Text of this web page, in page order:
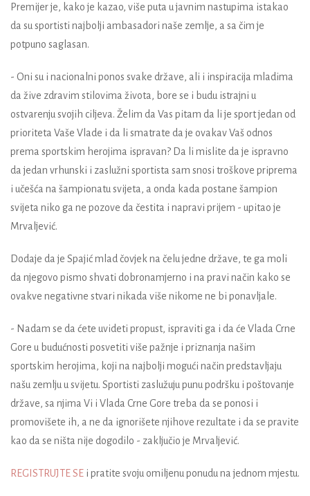
Premijer je, kako je kazao, više puta u javnim nastupima istakao
da su sportisti najbolji ambasadori naše zemlje, a sa čim je
potpuno saglasan.
- Oni su i nacionalni ponos svake države, ali i inspiracija mladima
da žive zdravim stilovima života, bore se i budu istrajni u
ostvarenju svojih ciljeva. Želim da Vas pitam da li je sport jedan od
prioriteta Vaše Vlade i da li smatrate da je ovakav Vaš odnos
prema sportskim herojima ispravan? Da li mislite da je ispravno
da jedan vrhunski i zaslužni sportista sam snosi troškove priprema
i učešća na šampionatu svijeta, a onda kada postane šampion
svijeta niko ga ne pozove da čestita i napravi prijem - upitao je
Mrvaljević.
Dodaje da je Spajić mlad čovjek na čelu jedne države, te ga moli
da njegovo pismo shvati dobronamjerno i na pravi način kako se
ovakve negativne stvari nikada više nikome ne bi ponavljale.
- Nadam se da ćete uvideti propust, ispraviti ga i da će Vlada Crne
Gore u budućnosti posvetiti više pažnje i priznanja našim
sportskim herojima, koji na najbolji mogući način predstavljaju
našu zemlju u svijetu. Sportisti zaslužuju punu podršku i poštovanje
države, sa njima Vi i Vlada Crne Gore treba da se ponosi i
promovišete ih, a ne da ignorišete njihove rezultate i da se pravite
kao da se ništa nije dogodilo - zaključio je Mrvaljević.
REGISTRUJTE SE i pratite svoju omiljenu ponudu na jednom mjestu.